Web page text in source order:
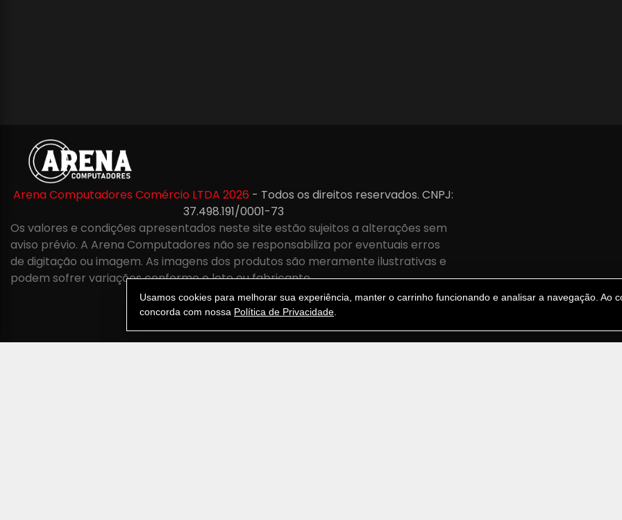
Arena Computadores Comércio LTDA 2026 - Todos os direitos reservados. CNPJ:
37.498.191/0001-73
Os valores e condições apresentados neste site estão sujeitos a alterações sem
aviso prévio. A Arena Computadores não se responsabiliza por eventuais erros
de digitação ou imagem. As imagens dos produtos são meramente ilustrativas e
podem sofrer variações conforme o lote ou fabricante.
Usamos cookies para melhorar sua experiência, manter o carrinho funcionando e analisar a navegação. Ao
concorda com nossa Política de Privacidade